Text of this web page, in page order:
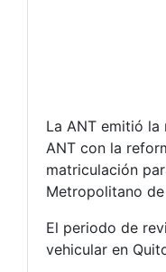
La ANT emitió
ANT con la
matriculación
Metropolitano
El periodo de
vehicular en